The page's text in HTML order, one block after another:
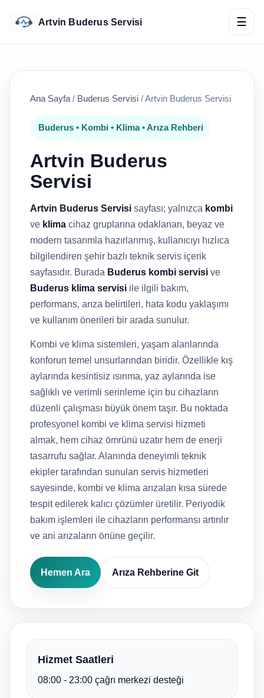
Artvin Buderus Servisi ☰
Ana Sayfa / Buderus Servisi /Artvin Buderus Servisi
Buderus • Kombi • Klima • Arıza Rehberi
Artvin Buderus
Servisi
Artvin Buderus Servisi sayfası; yalnızca kombi
ve klima cihaz gruplarına odaklanan, beyaz ve
modern tasarımla hazırlanmış, kullanıcıyı hızlıca
bilgilendiren şehir bazlı teknik servis içerik
sayfasıdır. Burada Buderus kombi servisi ve
Buderus klima servisi ile ilgili bakım,
performans, arıza belirtileri, hata kodu yaklaşımı
ve kullanım önerileri bir arada sunulur.
Kombi ve klima sistemleri, yaşam alanlarında
konforun temel unsurlarından biridir. Özellikle kış
aylarında kesintisiz ısınma, yaz aylarında ise
sağlıklı ve verimli serinleme için bu cihazların
düzenli çalışması büyük önem taşır. Bu noktada
profesyonel kombi ve klima servisi hizmeti
almak, hem cihaz ömrünü uzatır hem de enerji
tasarrufu sağlar. Alanında deneyimli teknik
ekipler tarafından sunulan servis hizmetleri
sayesinde, kombi ve klima arızaları kısa sürede
tespit edilerek kalıcı çözümler üretilir. Periyodik
bakım işlemleri ile cihazların performansı artırılır
ve ani arızaların önüne geçilir.
Hemen Ara Arıza Rehberine Git
Hizmet Saatleri
08:00 - 23:00 çağrı merkezi desteği